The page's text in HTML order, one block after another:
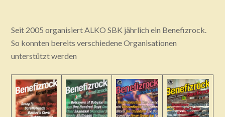
Seit 2005 organisiert ALKO SBK jährlich ein Benefizrock.
So konnten bereits verschiedene Organisationen
unterstützt werden